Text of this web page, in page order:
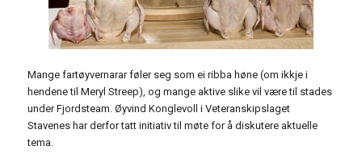
Mange fartøyvernarar føler seg som ei ribba høne (om ikkje i
hendene til Meryl Streep), og mange aktive slike vil være til stades
under Fjordsteam. Øyvind Konglevoll i Veteranskipslaget
Stavenes har derfor tatt initiativ til møte for å diskutere aktuelle
tema.